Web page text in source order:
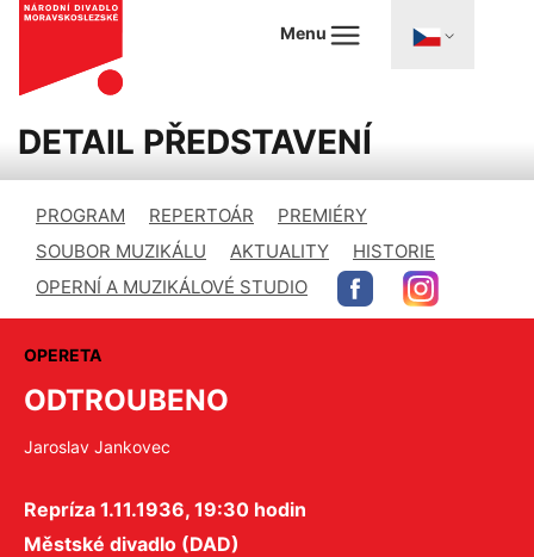
Menu
DETAIL PŘEDSTAVENÍ
PROGRAM REPERTOÁR
PREMIÉRY
SOUBOR MUZIKÁLU
AKTUALITY
HISTORIE
OPERNÍ A MUZIKÁLOVÉ STUDIO
OPERETA
ODTROUBENO
Jaroslav Jankovec
Repríza 1.11.1936, 19:30 hodin
Městské divadlo (DAD)